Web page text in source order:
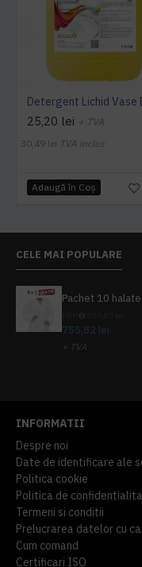
25,20 lei + TVA
30,49 lei TVA inclus
Adaugă în Coş
CELE MAI POPULARE
755,82 lei
+ TVA
INFORMATII
Despre noi
Date de identificare ale
Politica cookie
Politica de
Termeni si conditii
Prelucrarea datelor cu
Cum comand
Certificari ISO